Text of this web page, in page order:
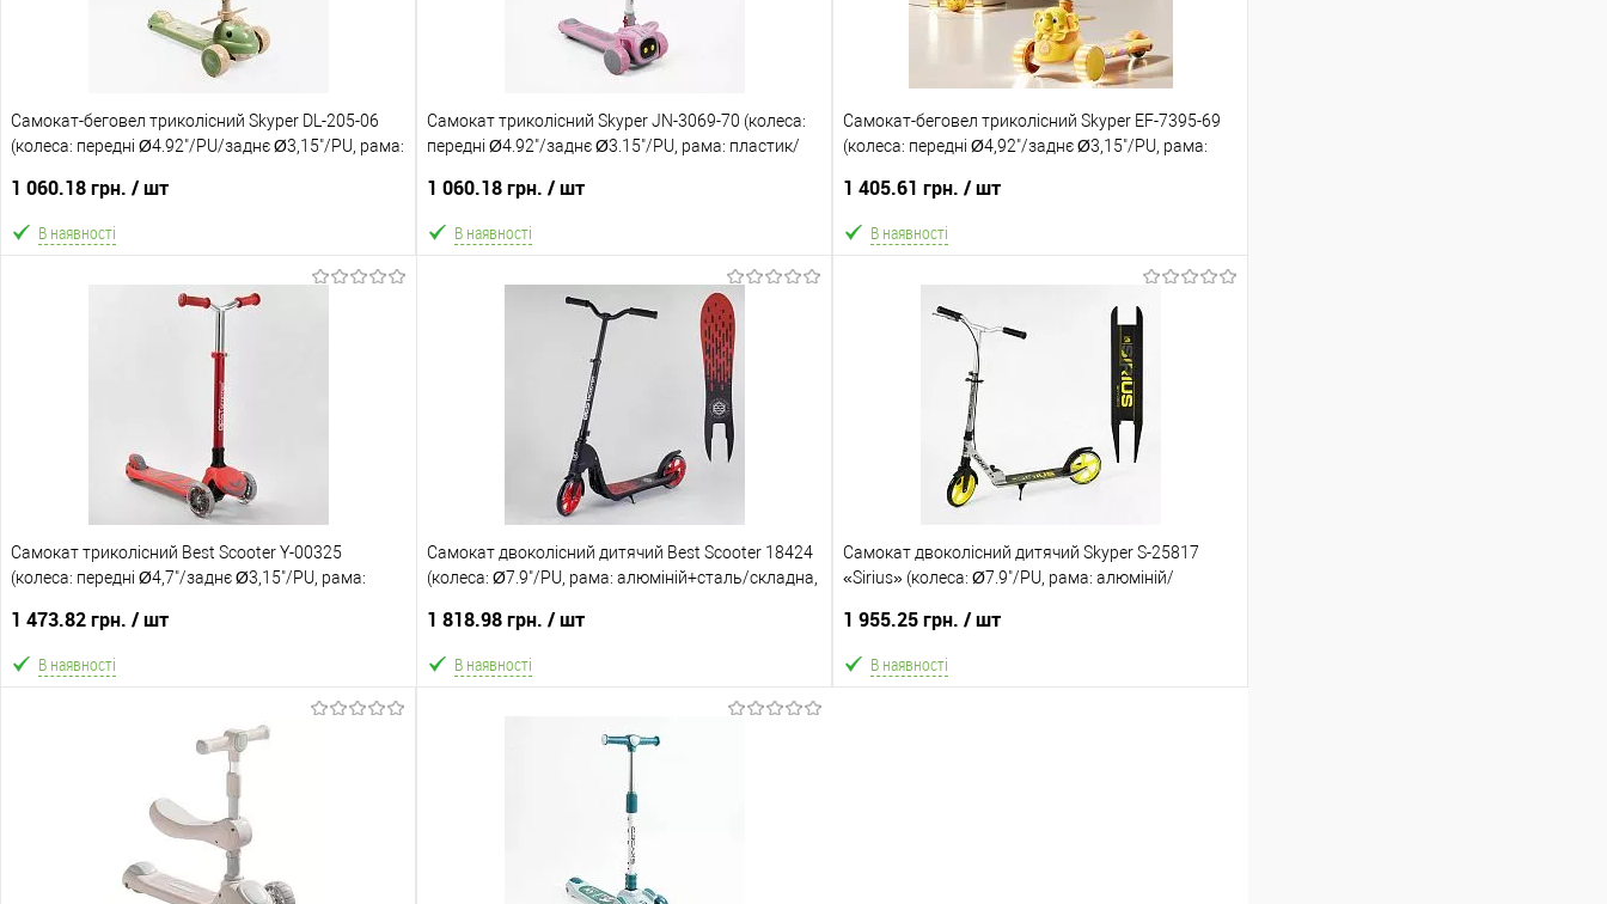
Самокат-беговел триколісний Skyper DL-205-06
(колеса: передні Ø4.92"/PU/заднє Ø3,15"/PU, рама:
1 060.18 грн. / шт
В наявності
В кошик
Відправка тільки Новою поштою протягом 2-5 днів
після передоплати 500 грн (упаковку оплачує
Самокат триколісний Skyper JN-3069-70 (колеса:
передні Ø4.92"/заднє Ø3.15"/PU, рама: пластик/
1 060.18 грн. / шт
В наявності
В кошик
Порівняння
Відправка тільки Новою поштою протягом 2-5 днів
після передоплати 500 грн (упаковку оплачує
Самокат-беговел триколісний Skyper EF-7395-69
(колеса: передні Ø4,92"/заднє Ø3,15"/PU, рама:
кг)
1 405.61 грн. / шт
В наявності
Порівняння
Склад зберігання
Доставка/Оплата
Відправка тільки Новою поштою протягом 2-5 днів
після передоплати 500 грн (упаковку оплачує
Самокат триколісний Best Scooter Y-00325
(колеса: передні Ø4,7"/заднє Ø3,15"/PU, рама:
1 473.82 грн. / шт
В наявності
В кошик
Самокат двоколісний дитячий Best Scooter 18424
(колеса: Ø7.9"/PU, рама: алюміній+сталь/складна,
1 818.98 грн. / шт
В наявності
В кошик
Самокат двоколісний дитячий Skyper S-25817
«Sirius» (колеса: Ø7.9"/PU, рама: алюміній/
1 955.25 грн. / шт
В наявності